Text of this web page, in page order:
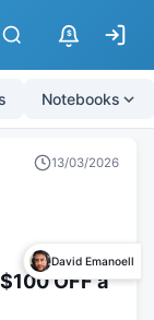
$
Notebooks
13/03/2026
David Emanoell
OFF a